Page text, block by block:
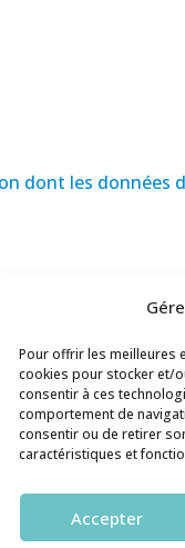
Pour offrir les meilleures
cookies pour stocker et/
consentir à ces
comportement de
consentir ou de retirer
caractéristiques et
Accepter
dont les données